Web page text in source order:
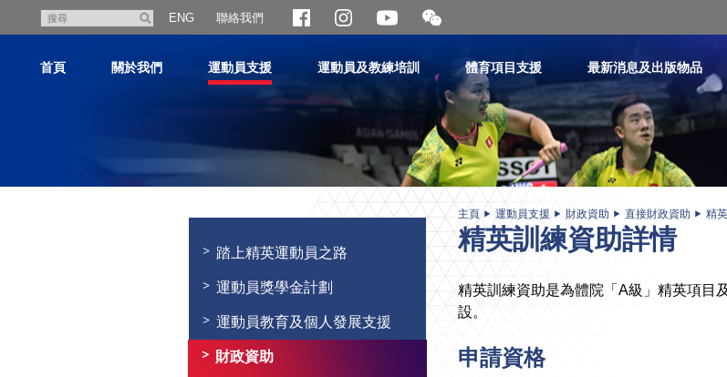
尋
ENG 聯絡我們
開
合
二
維
首頁 關於我們 運動員支援 運動員及教練培訓 體育項目支援 最新消息及出版物品
踏上精英運動員之路
運動員獎學金計劃
運動員教育及個人發展支援
財政資助
主頁 運動員支援 財政資助 直接財政資助 精
精英訓練資助詳情
精英訓練資助是為體院「A級」精英項目
設。
申請資格